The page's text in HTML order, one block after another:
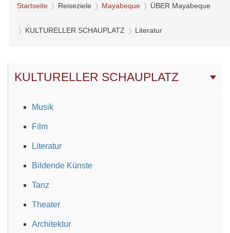
Startseite Reiseziele Mayabeque ÜBER Mayabeque
KULTURELLER SCHAUPLATZ Literatur
KULTURELLER SCHAUPLATZ
Musik
Film
Literatur
Bildende Künste
Tanz
Theater
Architektur